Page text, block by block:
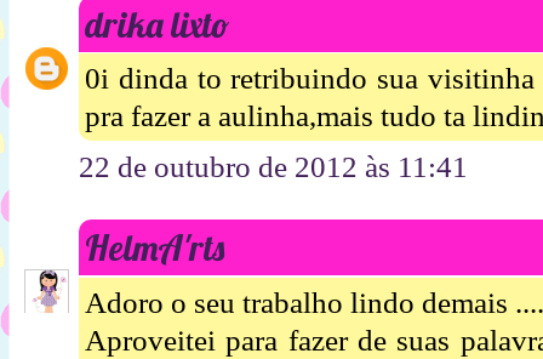
drika lixto
0i dinda to retribuindo sua visitinha
pra fazer a aulinha,mais tudo ta
22 de outubro de 2012 às 11:41
HelmA'rts
Adoro o seu trabalho lindo demais
Aproveitei para fazer de suas